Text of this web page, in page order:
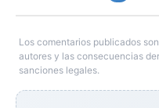
Los comentarios publicados
autores y las consecuencias
sanciones legales.